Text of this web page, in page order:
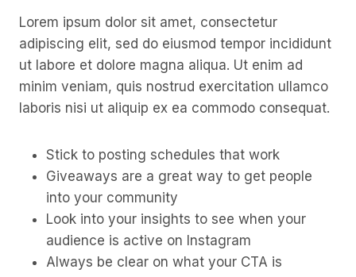
Lorem ipsum dolor sit amet, consectetur
adipiscing elit, sed do eiusmod tempor incididunt
ut labore et dolore magna aliqua. Ut enim ad
minim veniam, quis nostrud exercitation ullamco
laboris nisi ut aliquip ex ea commodo consequat.
Stick to posting schedules that work
Giveaways are a great way to get people
into your community
Look into your insights to see when your
audience is active on Instagram
Always be clear on what your CTA is